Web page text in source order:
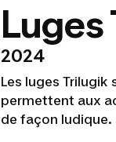
Luges
2024
Les luges
permettent aux
de façon ludique.